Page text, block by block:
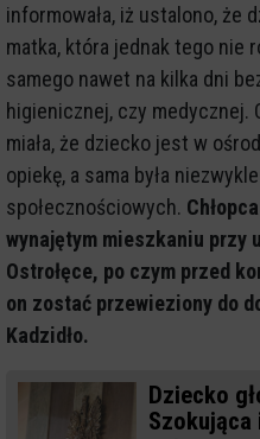
informowała, iż ustalono, że
matka, która jednak tego nie
samego nawet na kilka dni
higienicznej, czy medycznej.
miała, że dziecko jest w
opiekę, a sama była
społecznościowych.
wynajętym mieszkaniu przy
Ostrołęce, po czym przed
on zostać przewieziony do
Kadzidło.
Dziecko